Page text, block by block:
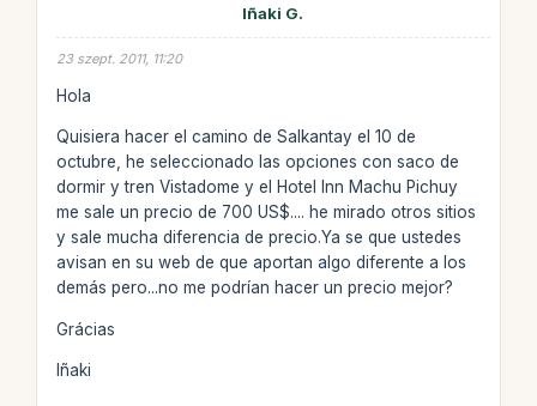
Iñaki G.
23 szept. 2011, 11:20
Hola
Quisiera hacer el camino de Salkantay el 10 de
octubre, he seleccionado las opciones con saco de
dormir y tren Vistadome y el Hotel Inn Machu Pichuy
me sale un precio de 700 US$.... he mirado otros sitios
y sale mucha diferencia de precio.Ya se que ustedes
avisan en su web de que aportan algo diferente a los
demás pero...no me podrían hacer un precio mejor?
Grácias
Iñaki